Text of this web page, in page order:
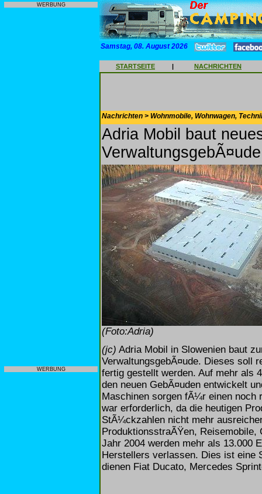
WERBUNG
WERBUNG
Samstag, 08. August 2026
STARTSEITE | NACHRICHTEN
Nachrichten > Wohnmobile, Wohnwagen,
Adria Mobil baut
VerwaltungsgebÃ¤ude
(Foto:Adria)
(jc) Adria Mobil in Slowenien baut
VerwaltungsgebÃ¤ude. Dieses soll
fertig gestellt werden. Auf mehr als
den neuen GebÃ¤uden entwickelt
Maschinen sorgen fÃ¼r einen noch
war erforderlich, da die heutigen
StÃ¼ckzahlen nicht mehr
ProduktionsstraÃŸen,
Jahr 2004 werden mehr als 13.000
Herstellers verlassen. Dies ist eine
dienen Fiat Ducato, Mercedes